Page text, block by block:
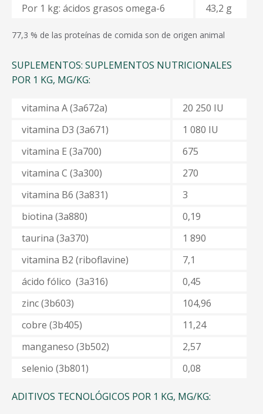
Por 1 kg: ácidos grasos omega-6
43,2 g
77,3 % de las proteínas de comida son de origen animal
SUPLEMENTOS: SUPLEMENTOS NUTRICIONALES
POR 1 KG, MG/KG:
vitamina А (3a672a)
20 250 IU
vitamina D3 (3a671)
1 080 IU
vitamina Е (3a700)
675
vitamina С (3a300)
270
vitamina B6 (3a831)
3
biotina (3a880)
0,19
taurina (3a370)
1 890
vitamina B2 (riboflavine)
7,1
ácido fólico (3a316)
0,45
zinc(3b603)
104,96
cobre (3b405)
11,24
manganeso (3b502)
2,57
selenio (3b801) 0,08
ADITIVOS TECNOLÓGICOS POR 1 KG, MG/KG: